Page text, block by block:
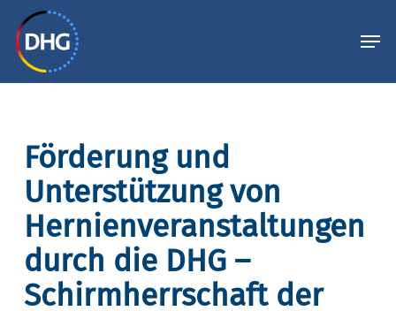
main
content
Förderung und
Unterstützung von
Hernienveranstaltungen
durch die DHG –
Schirmherrschaft der